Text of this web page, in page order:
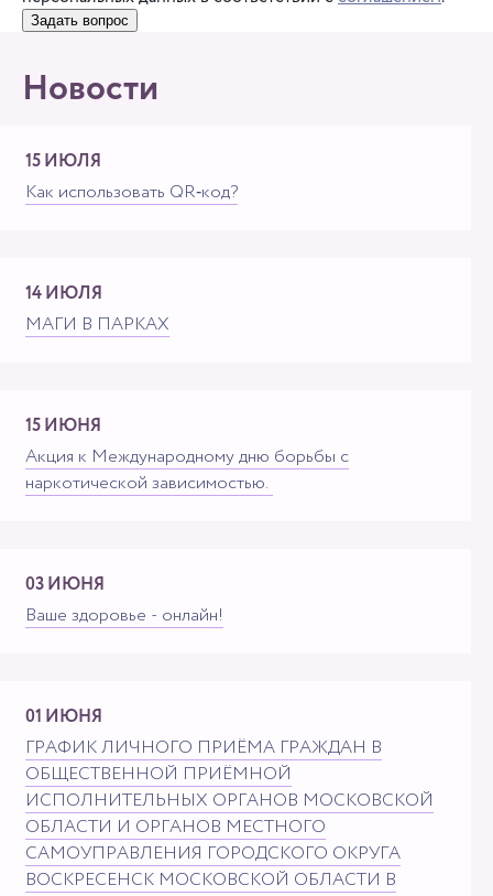
Задать вопрос
Новости
15 ИЮЛЯ
Как использовать QR‑код?
14 ИЮЛЯ
МАГИ В ПАРКАХ
15 ИЮНЯ
Акция к Международному дню борьбы с
наркотической зависимостью. ⁣
03 ИЮНЯ
Ваше здоровье - онлайн!
01 ИЮНЯ
ГРАФИК ЛИЧНОГО ПРИЁМА ГРАЖДАН В
ОБЩЕСТВЕННОЙ ПРИЁМНОЙ
ИСПОЛНИТЕЛЬНЫХ ОРГАНОВ МОСКОВСКОЙ
ОБЛАСТИ И ОРГАНОВ МЕСТНОГО
САМОУПРАВЛЕНИЯ ГОРОДСКОГО ОКРУГА
ВОСКРЕСЕНСК МОСКОВСКОЙ ОБЛАСТИ В